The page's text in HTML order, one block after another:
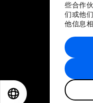
些合作
们或他
他信息相